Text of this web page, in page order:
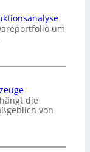
um
die
von